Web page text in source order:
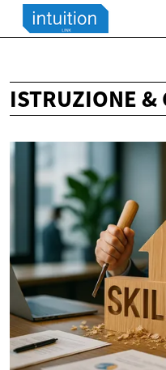
ISTRUZIONE &